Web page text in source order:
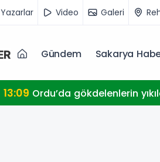
Yazarlar Video Galeri
Gündem Sakarya
13:09 Ordu’da gökdelenlerin